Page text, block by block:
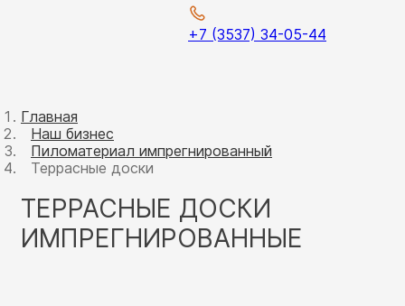
+7 (3537) 34-05-44
Главная
Наш бизнес
Пиломатериал импрегнированный
Террасные доски
ТЕРРАСНЫЕ ДОСКИ
ИМПРЕГНИРОВАННЫЕ